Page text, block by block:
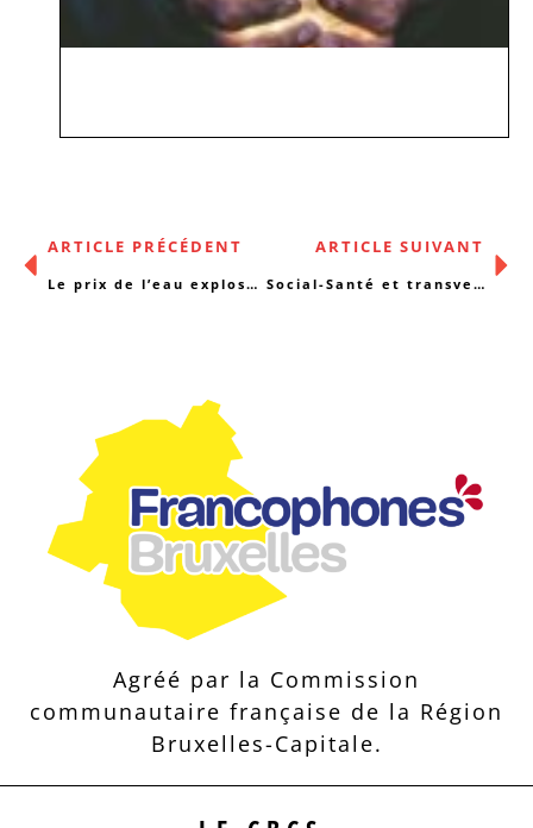
ARTICLE PRÉCÉDENT
Le prix de l’eau explose pour 2 Bruxellois sur 3
ARTICLE SUIVANT
Social-Santé et transversalité !
Agréé par la Commission
communautaire française de la Région
Bruxelles-Capitale.